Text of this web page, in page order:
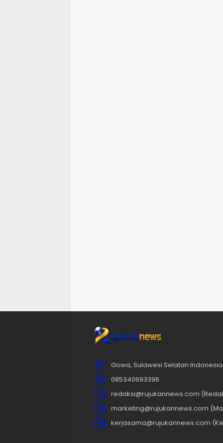
Gowa, Sulawesi Selatan Indonesia
085340693396
redaksi@rujukannews.com
marketing@rujukannews.com
kerjasama@rujukannews.com